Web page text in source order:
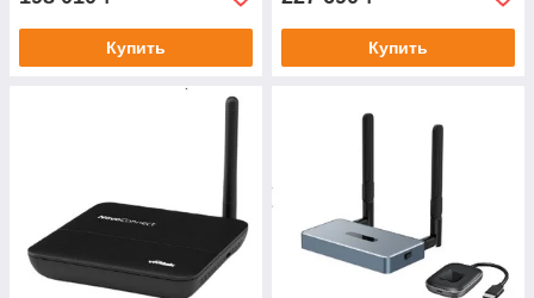
Купить Купить